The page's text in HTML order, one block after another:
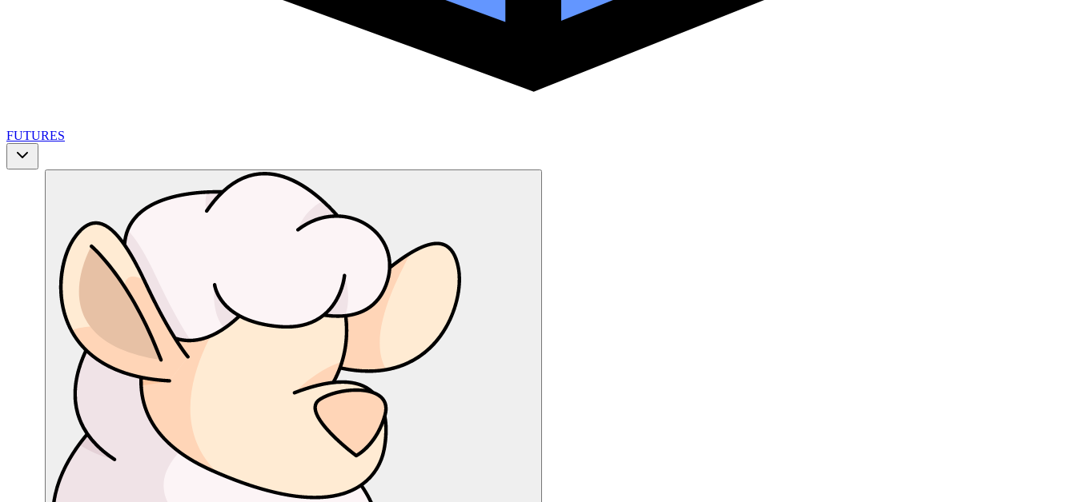
FUTURES